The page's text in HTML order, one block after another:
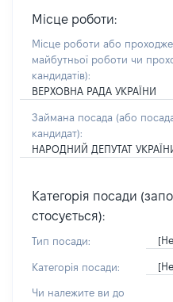
Місце роботи:
Місце роботи або
майбутньої роботи чи
кандидатів):
ВЕРХОВНА РАДА УКРАЇНИ
Займана посада (або
кандидат):
НАРОДНИЙ ДЕПУТАТ
Категорія посади
стосується):
Тип посади:
Категорія посади:
Чи належите ви до